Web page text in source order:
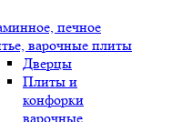
печное
варочные плиты
Дверцы
Плиты и
конфорки
варочные